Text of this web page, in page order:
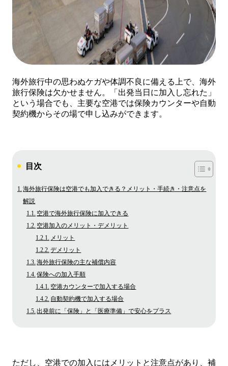
海外旅行中の思わぬケガや体調不良に備える上で、海外
旅行保険は欠かせません。「出発当日に加入し忘れた」
という場合でも、主要な空港では保険カウンターや自動
契約機からその場で申し込みができます。
目次
海外旅行保険は空港でも加入できる？メリット・手続き・注意点を
解説
空港で海外旅行保険に加入できる
空港加入のメリット・デメリット
メリット
デメリット
海外旅行保険の主な補償内容
保険への加入手順
空港カウンターで加入する場合
自動契約機で加入する場合
出発前に「保険」と「医療準備」で安心をプラス
ただし、空港での加入にはメリットと注意点があり、補